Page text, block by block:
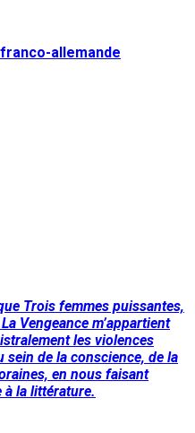
allemande
Trois femmes puissantes,
Vengeance m’appartient
les violences
sein de la conscience, de la
en nous faisant
la littérature.